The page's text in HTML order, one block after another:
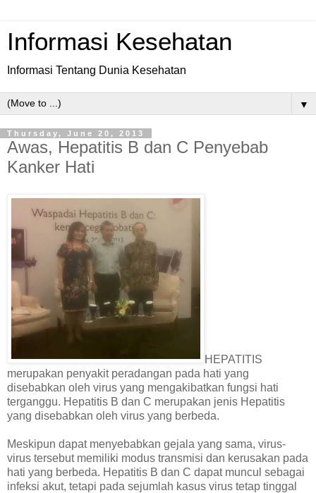
Informasi Kesehatan
Informasi Tentang Dunia Kesehatan
▼
Thursday, June 20, 2013
Awas, Hepatitis B dan C Penyebab
Kanker Hati
HEPATITIS
merupakan penyakit peradangan pada hati yang
disebabkan oleh virus yang mengakibatkan fungsi hati
terganggu. Hepatitis B dan C merupakan jenis Hepatitis
yang disebabkan oleh virus yang berbeda.
Meskipun dapat menyebabkan gejala yang sama, virus-
virus tersebut memiliki modus transmisi dan kerusakan pada
hati yang berbeda. Hepatitis B dan C dapat muncul sebagai
infeksi akut, tetapi pada sejumlah kasus virus tetap tinggal